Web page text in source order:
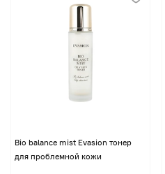
Bio balance mist Evasion тонер
для проблемной кожи